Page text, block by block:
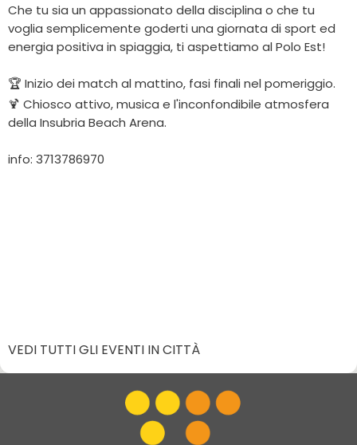
Che tu sia un appassionato della disciplina o che tu
voglia semplicemente goderti una giornata di sport ed
energia positiva in spiaggia, ti aspettiamo al Polo Est!
🏆 Inizio dei match al mattino, fasi finali nel pomeriggio.
🍹 Chiosco attivo, musica e l'inconfondibile atmosfera
della Insubria Beach Arena.
info: 3713786970
VEDI TUTTI GLI EVENTI IN CITTÀ